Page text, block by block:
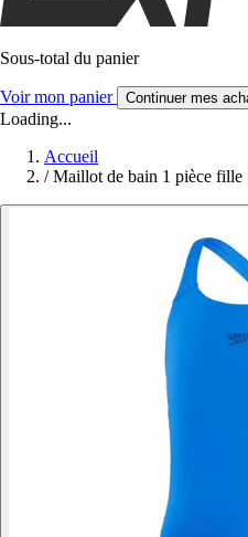
Sous-total du panier
Voir mon panier Continuer mes
Loading...
Accueil
/ Maillot de bain 1 pièce fille